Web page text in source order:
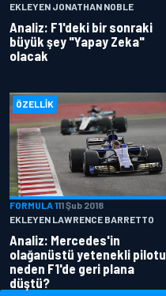
EKLEYEN JONATHAN NOBLE
Analiz: F1'deki bir sonraki
büyük şey "Yapay Zeka"
olacak
ÖZELLIK
FORMULA 111 Şub 2018
EKLEYEN LAWRENCE BARRETTO
Analiz: Mercedes'in
olağanüstü yetenekli pilotu
neden F1'de geri plana
düştü?